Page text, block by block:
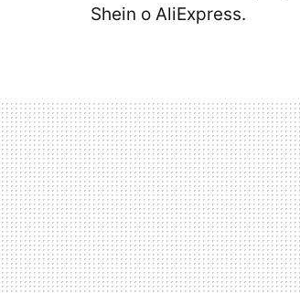
Shein o AliExpress.